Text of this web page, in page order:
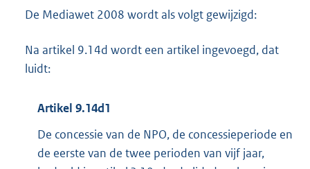
De Mediawet 2008 wordt als volgt gewijzigd:
Na artikel 9.14d wordt een artikel ingevoegd, dat
luidt:
Artikel 9.14d1
De concessie van de NPO, de concessieperiode en
de eerste van de twee perioden van vijf jaar,